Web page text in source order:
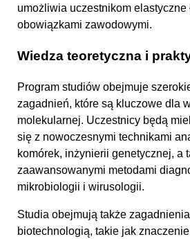
umożliwia uczestnikom elastyczne
obowiązkami zawodowymi.
Wiedza teoretyczna i
Program studiów obejmuje
zagadnień, które są kluczowe dla
molekularnej. Uczestnicy będą
się z nowoczesnymi technikami
komórek, inżynierii genetycznej, a
zaawansowanymi metodami
mikrobiologii i wirusologii.
Studia obejmują także
biotechnologią, takie jak